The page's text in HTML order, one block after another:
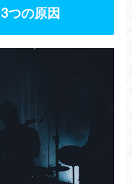
つの原因